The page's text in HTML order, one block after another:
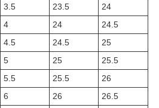
3.5 23.5
24
4 24
24.5
4.5 24.5
25
5 25
25.5
5.5 25.5
26
6 26
26.5